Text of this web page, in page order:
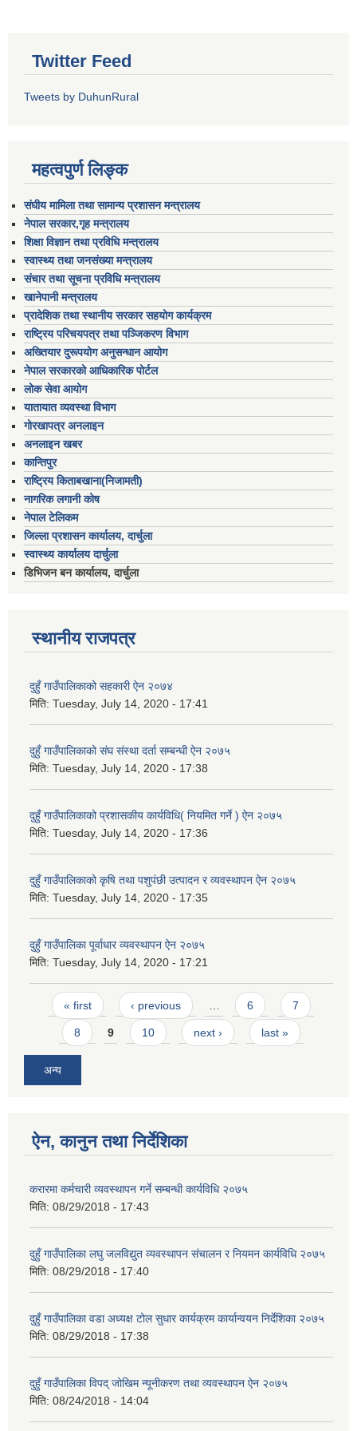
Twitter Feed
Tweets by DuhunRural
महत्वपुर्ण लिङ्क
संघीय मामिला तथा सामान्य प्रशासन मन्त्रालय
नेपाल सरकार,गृह मन्त्रालय
शिक्षा विज्ञान तथा प्रविधि मन्त्रालय
स्वास्थ्य तथा जनसंख्या मन्त्रालय
संचार तथा सूचना प्रविधि मन्त्रालय
खानेपानी मन्त्रालय
प्रादेशिक तथा स्थानीय सरकार सहयोग कार्यक्रम
राष्ट्रिय परिचयपत्र तथा पञ्जिकरण विभाग
अख्तियार दुरूपयोग अनुसन्धान आयोग
नेपाल सरकारको आधिकारिक पोर्टल
लोक सेवा आयोग
यातायात व्यवस्था विभाग
गोरखापत्र अनलाइन
अनलाइन खबर
कान्तिपुर
राष्ट्रिय किताबखाना(निजामती)
नागरिक लगानी कोष
नेपाल टेलिकम
जिल्ला प्रशासन कार्यालय, दार्चुला
स्वास्थ्य कार्यालय दार्चुला
डिभिजन बन कार्यालय, दार्चुला
स्थानीय राजपत्र
दुहुँ गाउँपालिकाको सहकारी ऐन २०७४
मिति: Tuesday, July 14, 2020 - 17:41
दुहुँ गाउँपालिकाको संघ संस्था दर्ता सम्बन्धी ऐन २०७५
मिति: Tuesday, July 14, 2020 - 17:38
दुहुँ गाउँपालिकाको प्रशासकीय कार्यविधि( नियमित गर्ने ) ऐन २०७५
मिति: Tuesday, July 14, 2020 - 17:36
दुहुँ गाउँपालिकाको कृषि तथा पशुपंछी उत्पादन र व्यवस्थापन ऐन २०७५
मिति: Tuesday, July 14, 2020 - 17:35
दुहुँ गाउँपालिका पूर्वाधार व्यवस्थापन ऐन २०७५
मिति: Tuesday, July 14, 2020 - 17:21
Pages
« first ‹ previous … 6 7
8 9 10 next › last »
अन्य
ऐन, कानुन तथा निर्देशिका
करारमा कर्मचारी व्यवस्थापन गर्ने सम्बन्धी कार्यविधि २०७५
मिति: 08/29/2018 - 17:43
दुहुँ गाउँपालिका लघु जलविद्युत व्यवस्थापन संचालन र नियमन कार्यविधि २०७५
मिति: 08/29/2018 - 17:40
दुहुँ गाउँपालिका वडा अध्यक्ष टोल सुधार कार्यक्रम कार्यान्वयन निर्देशिका २०७५
मिति: 08/29/2018 - 17:38
दुहुँ गाउँपालिका विपद् जोखिम न्यूनीकरण तथा व्यवस्थापन ऐन २०७५
मिति: 08/24/2018 - 14:04